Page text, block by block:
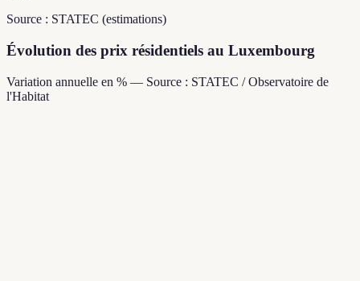
Source : STATEC (estimations)
Évolution des prix résidentiels au Luxembourg
Variation annuelle en % — Source : STATEC / Observatoire de
l'Habitat